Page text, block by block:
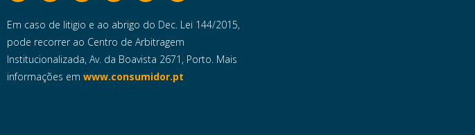
Em caso de litigio e ao abrigo do Dec. Lei 144/2015,
pode recorrer ao Centro de Arbitragem
Institucionalizada, Av. da Boavista 2671, Porto. Mais
informações em www.consumidor.pt